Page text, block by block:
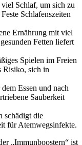
Schlaf, um sich zu
Schlafenszeiten
Ernährung mit viel
Fetten liefert
Spielen im Freien
Risiko, sich in
Essen und nach
Sauberkeit
schädigt die
für Atemwegsinfekte.
„Immunboostern“ ist